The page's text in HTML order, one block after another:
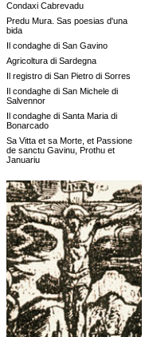
Condaxi Cabrevadu
Predu Mura. Sas poesias d'una
bida
Il condaghe di San Gavino
Agricoltura di Sardegna
Il registro di San Pietro di Sorres
Il condaghe di San Michele di
Salvennor
Il condaghe di Santa Maria di
Bonarcado
Sa Vitta et sa Morte, et Passione
de sanctu Gavinu, Prothu et
Januariu